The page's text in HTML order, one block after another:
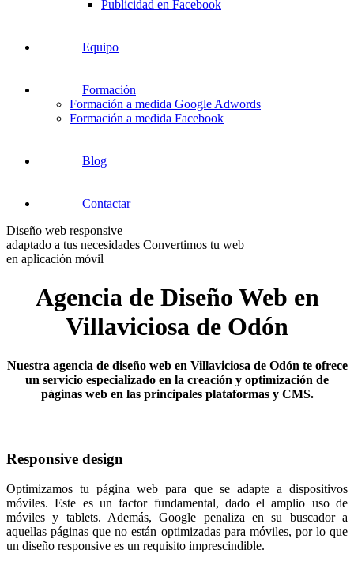
Publicidad en Facebook
Equipo
Formación
Formación a medida Google Adwords
Formación a medida Facebook
Blog
Contactar
Diseño web responsive
adaptado a tus necesidades Convertimos tu web
en aplicación móvil
Agencia de Diseño Web en
Villaviciosa de Odón
Nuestra agencia de diseño web en Villaviciosa de Odón te ofrece
un servicio especializado en la creación y optimización de
páginas web en las principales plataformas y CMS.
Responsive design
Optimizamos tu página web para que se adapte a dispositivos
móviles. Este es un factor fundamental, dado el amplio uso de
móviles y tablets. Además, Google penaliza en su buscador a
aquellas páginas que no están optimizadas para móviles, por lo que
un diseño responsive es un requisito imprescindible.